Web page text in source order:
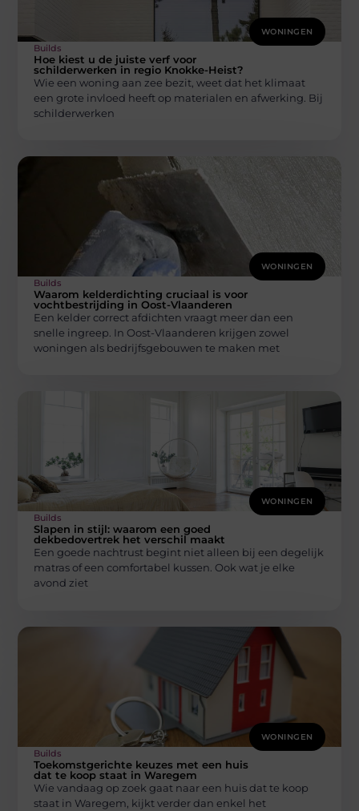
WONINGEN
Builds
Hoe kiest u de juiste verf voor
schilderwerken in regio Knokke-Heist?
Wie een woning aan zee bezit, weet dat het klimaat
een grote invloed heeft op materialen en afwerking. Bij
schilderwerken
WONINGEN
Builds
Waarom kelderdichting cruciaal is voor
vochtbestrijding in Oost-Vlaanderen
Een kelder correct afdichten vraagt meer dan een
snelle ingreep. In Oost-Vlaanderen krijgen zowel
woningen als bedrijfsgebouwen te maken met
WONINGEN
Builds
Slapen in stijl: waarom een goed
dekbedovertrek het verschil maakt
Een goede nachtrust begint niet alleen bij een degelijk
matras of een comfortabel kussen. Ook wat je elke
avond ziet
WONINGEN
Builds
Toekomstgerichte keuzes met een huis
dat te koop staat in Waregem
Wie vandaag op zoek gaat naar een huis dat te koop
staat in Waregem, kijkt verder dan enkel het